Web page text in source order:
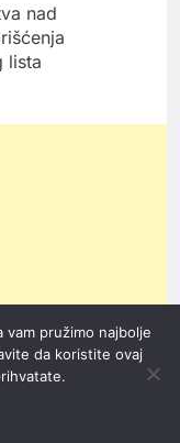
nad
lista
vam pružimo najbolje
da koristite ovaj